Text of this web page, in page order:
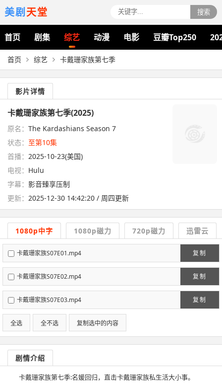
美剧天堂 搜索
首页 剧集 综艺 动漫 电影 豆瓣Top250
首页 综艺 卡戴珊家族第七季
影片详情
卡戴珊家族第七季(2025)
原名： The Kardashians Season 7
状态： 至第10集
首播： 2025-10-23(美国)
电视： Hulu
字幕： 影音臻享压制
更新： 2025-12-30 14:42:20 / 周四更新
1080p中字 1080p磁力 720p磁力 迅雷云
复制
卡戴珊家族S07E01.mp4
复制
卡戴珊家族S07E02.mp4
复制
卡戴珊家族S07E03.mp4
全选 全不选 复制选中的内容
剧情介绍
卡戴珊家族第七季:名媛回归，直击卡戴珊家族私生活大小事。